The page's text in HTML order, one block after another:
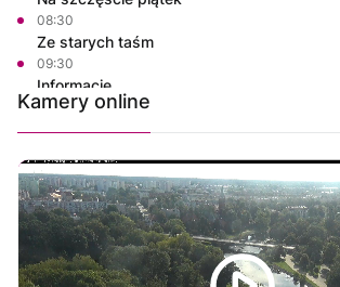
08:30
Ze starych taśm
09:30
Informacje
09:45
Na szczęście piątek
Polskie Lasy
10:50
Własnymi ścieżkami
11:00
Msza Święta z Sanktuarium w Skrzatuszu
12:00
Kamery online